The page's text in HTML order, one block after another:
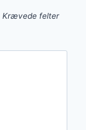
Krævede felter